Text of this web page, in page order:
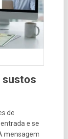
sustos
de
e se
mensagem